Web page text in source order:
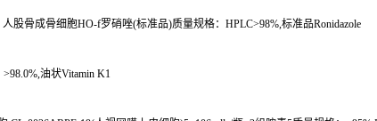
人股骨成骨细胞HO-f罗硝唑(标准品)质量规格： HPLC>98%, 标准品Ronidazole
>98.0%, 油状Vitamin K1